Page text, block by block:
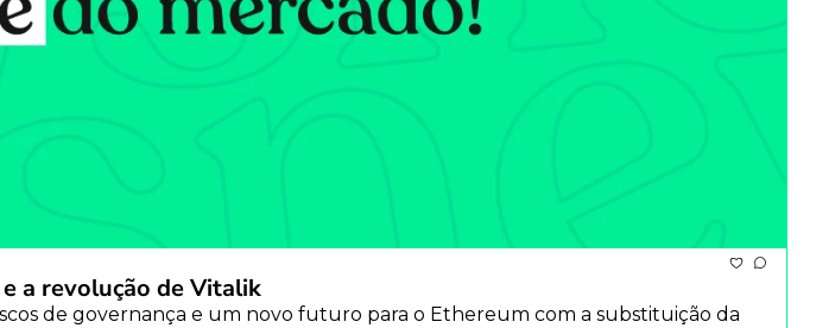
a revolução de Vitalik
de governança e um novo futuro para o Ethereum com a substituição da